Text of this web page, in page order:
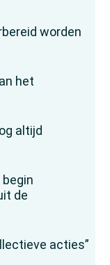
worden
het
altijd
de
acties”